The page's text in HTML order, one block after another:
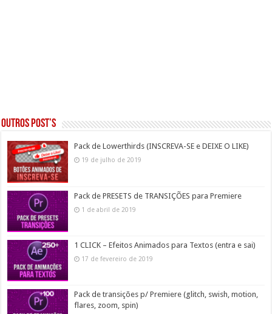
Outros post’s
Pack de Lowerthirds (INSCREVA-SE e DEIXE O LIKE)
19 de julho de 2019
Pack de PRESETS de TRANSIÇÕES para Premiere
1 de abril de 2019
1 CLICK – Efeitos Animados para Textos (entra e sai)
17 de fevereiro de 2019
Pack de transições p/ Premiere (glitch, swish, motion,
flares, zoom, spin)